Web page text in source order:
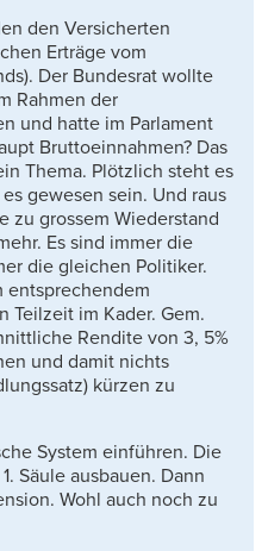
den Versicherten
Erträge vom
Der Bundesrat wollte
Rahmen der
und hatte im Parlament
Bruttoeinnahmen? Das
Thema. Plötzlich steht es
gewesen sein. Und raus
zu grossem Wiederstand
Es sind immer die
die gleichen Politiker.
entsprechendem
Teilzeit im Kader. Gem.
Rendite von 3, 5%
und damit nichts
kürzen zu
System einführen. Die
Säule ausbauen. Dann
Wohl auch noch zu